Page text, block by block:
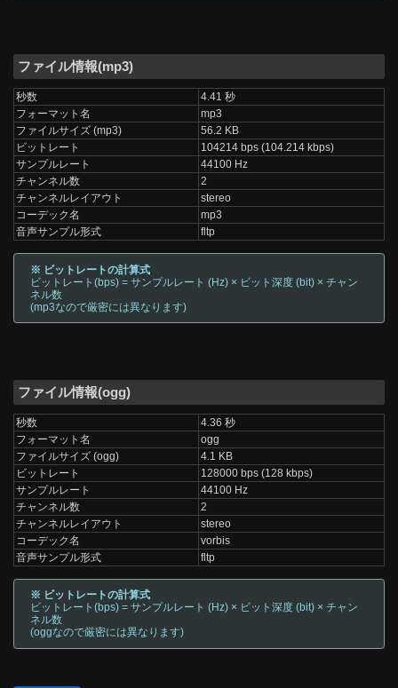
ファイル情報(mp3)
秒数
4.41 秒
フォーマット名
mp3
ファイルサイズ (mp3)
56.2 KB
ビットレート
104214 bps (104.214 kbps)
サンプルレート
44100 Hz
チャンネル数
2
チャンネルレイアウト
stereo
コーデック名
mp3
音声サンプル形式
fltp
※ ビットレートの計算式
ビットレート(bps) = サンプルレート (Hz) × ビット深度 (bit) × チャン
ネル数
(mp3なので厳密には異なります)
ファイル情報(ogg)
秒数
4.36 秒
フォーマット名
ogg
ファイルサイズ (ogg)
4.1 KB
ビットレート
128000 bps (128 kbps)
サンプルレート
44100 Hz
チャンネル数
2
チャンネルレイアウト
stereo
コーデック名
vorbis
音声サンプル形式
fltp
※ ビットレートの計算式
ビットレート(bps) = サンプルレート (Hz) × ビット深度 (bit) × チャン
ネル数
(oggなので厳密には異なります)